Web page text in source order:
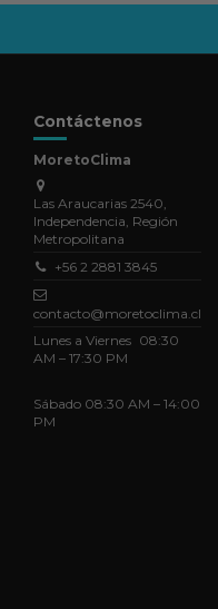
Contáctenos
MoretoClima
Las Araucarias 2540,
Independencia, Región
Metropolitana
+56 2 2881 3845
contacto@moretoclima.cl
Lunes a Viernes 08:30
AM – 17:30 PM
Sábado 08:30 AM – 14:00
PM